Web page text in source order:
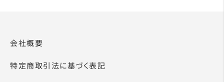
会社概要
特定商取引法に基づく表記